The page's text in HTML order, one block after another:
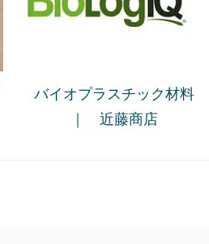
バイオプラスチック材料
｜ 近藤商店